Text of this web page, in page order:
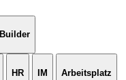
HR IM Arbeitsplatz